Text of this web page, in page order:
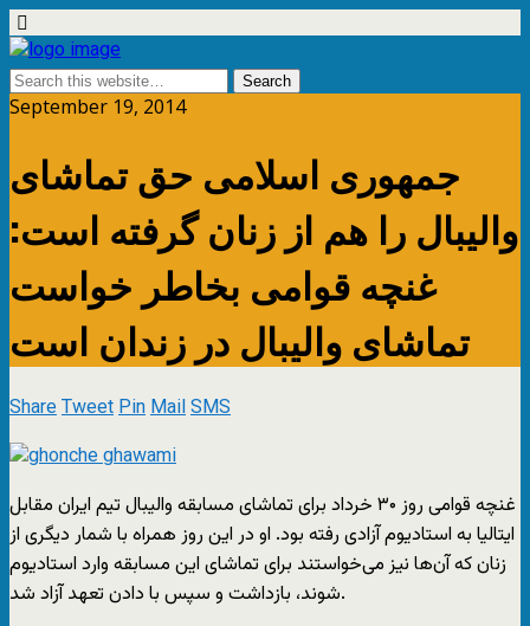
September 19, 2014
جمهوری اسلامی حق تماشای
والیبال را هم از زنان گرفته است:
غنچه قوامی بخاطر خواست
تماشای والیبال در زندان است
ShareTweetPinMailSMS
غنچه قوامی روز ۳۰ خرداد برای تماشای مسابقه والیبال تیم ایران مقابل
ایتالیا به استادیوم آزادی رفته بود. او در این روز همرا‌ه با شمار دیگری از
زنان که آن‌ها نیز می‌خواستند برای تماشای این مسابقه وارد استادیوم
شوند، بازداشت و سپس با دادن تعهد آزاد شد.